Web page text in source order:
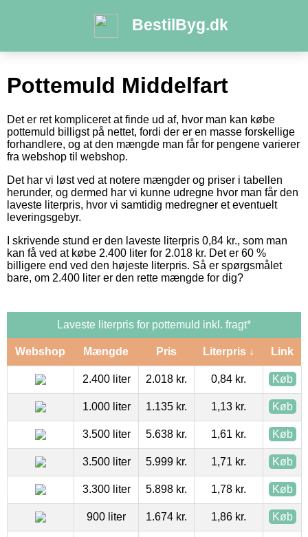
BestilByg.dk
Pottemuld Middelfart
Det er ret kompliceret at finde ud af, hvor man kan købe
pottemuld billigst på nettet, fordi der er en masse forskellige
forhandlere, og at den mængde man får for pengene varierer
fra webshop til webshop.
Det har vi løst ved at notere mængder og priser i tabellen
herunder, og dermed har vi kunne udregne hvor man får den
laveste literpris, hvor vi samtidig medregner et eventuelt
leveringsgebyr.
I skrivende stund er den laveste literpris 0,84 kr., som man
kan få ved at købe 2.400 liter for 2.018 kr. Det er 60 %
billigere end ved den højeste literpris. Så er spørgsmålet
bare, om 2.400 liter er den rette mængde for dig?
Laveste literpris for pottemuld inkl. fragt*
Webshop Mængde Pris Literpris ↓ Link
2.400 liter 2.018 kr. 0,84 kr. Køb
1.000 liter 1.135 kr. 1,13 kr. Køb
3.500 liter 5.638 kr. 1,61 kr. Køb
3.500 liter 5.999 kr. 1,71 kr. Køb
3.300 liter 5.898 kr. 1,78 kr. Køb
900 liter 1.674 kr. 1,86 kr. Køb